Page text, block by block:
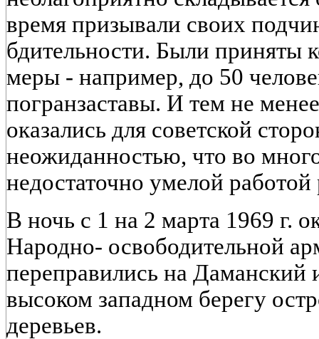
время призывали своих
бдительности. Были приняты
меры - например, до 50
погранзаставы. И тем не
оказались для советской
неожиданностью, что во
недостаточно умелой работой
В ночь с 1 на 2 марта 1969 г.
Народно- освободительной
переправились на Даманский
высоком западном берегу
деревьев.